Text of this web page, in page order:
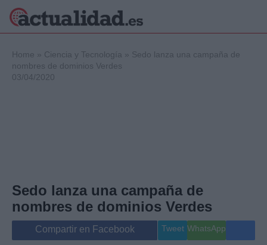
Internacional
Viajes
Gente
Musica
Home » Ciencia y Tecnología » Sedo lanza una campaña de
nombres de dominios Verdes
03/04/2020
Sedo lanza una campaña de
nombres de dominios Verdes
Compartir en Facebook Tweet WhatsApp